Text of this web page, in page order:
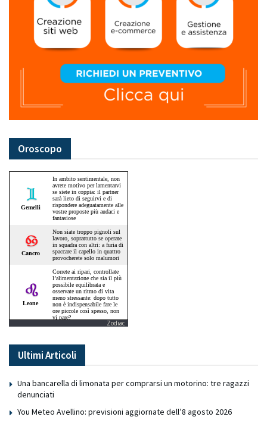
Oroscopo
Zodiac
Ultimi Articoli
Una bancarella di limonata per comprarsi un motorino: tre ragazzi
denunciati
You Meteo Avellino: previsioni aggiornate dell’8 agosto 2026